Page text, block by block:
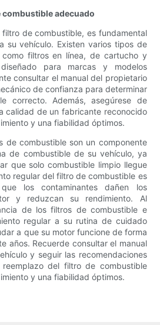
adecuado
de combustible, es fundamental
su vehículo. Existen varios tipos de
filtros en línea, de cartucho y
para marcas y modelos
consultar el manual del propietario
de confianza para determinar
correcto. Además, asegúrese de
calidad de un fabricante reconocido
y una fiabilidad óptimos.
de combustible son un componente
de combustible de su vehículo, ya
que solo combustible limpio llegue
regular del filtro de combustible es
los contaminantes dañen los
y reduzcan su rendimiento. Al
de los filtros de combustible e
regular a su rutina de cuidado
a que su motor funcione de forma
años. Recuerde consultar el manual
y seguir las recomendaciones
del filtro de combustible
y una fiabilidad óptimos.